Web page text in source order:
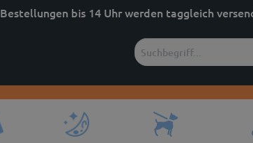
Bestellungen bis 14 Uhr werden taggleich